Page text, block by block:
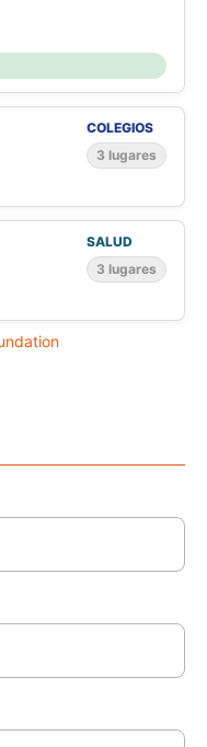
COLEGIOS
3 lugares
SALUD
3 lugares